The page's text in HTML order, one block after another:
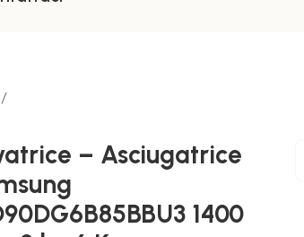
– Asciugatrice
1400